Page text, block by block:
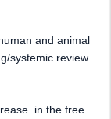
and animal
systemic review
in the free